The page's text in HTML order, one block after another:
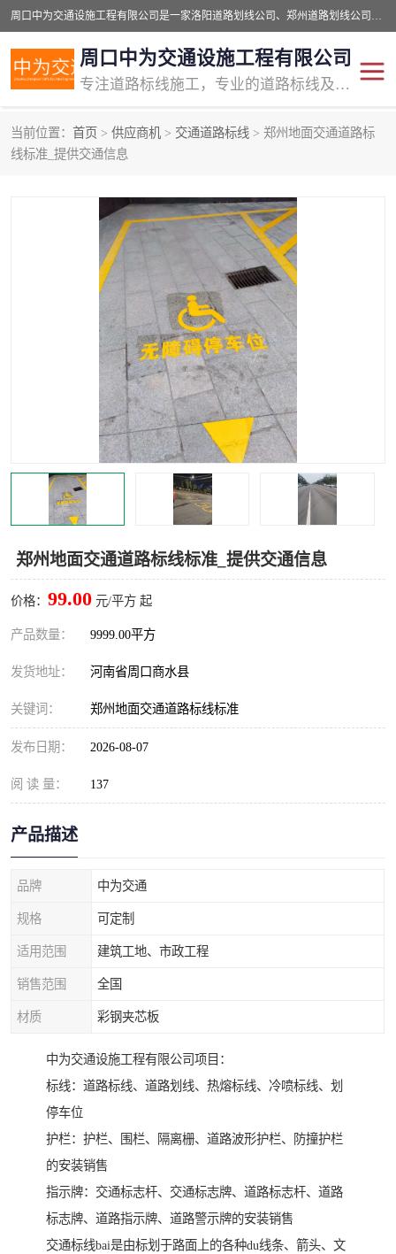
周口中为交通设施工程有限公司是一家洛阳道路划线公司、郑州道路划线公司、平顶山道路车位划线公司、开封车位划线公司、许昌道路车位划线公司、漯河道路车位划线公司，公司始终坚持“诚信、匠心、专注”的宗旨；我们的经营理念是：的服务。
周口中为交通设施工程有限公司
专注道路标线施工，专业的道路标线及交通设施施工服务商!
当前位置： 首页 > 供应商机 > 交通道路标线 > 郑州地面交通道路标
线标准_提供交通信息
郑州地面交通道路标线标准_提供交通信息
价格： 99.00 元/平方 起
产品数量： 9999.00平方
发货地址： 河南省周口商水县
关键词： 郑州地面交通道路标线标准
发布日期： 2026-08-07
阅 读 量： 137
产品描述
品牌 中为交通
规格 可定制
适用范围 建筑工地、市政工程
销售范围 全国
材质 彩钢夹芯板
中为交通设施工程有限公司项目：
标线：道路标线、道路划线、热熔标线、冷喷标线、划
停车位
护栏：护栏、围栏、隔离栅、道路波形护栏、防撞护栏
的安装销售
指示牌：交通标志杆、交通标志牌、道路标志杆、道路
标志牌、道路指示牌、道路警示牌的安装销售
交通标线bai是由标划于路面上的各种du线条、箭头、文
交通道路标线
道路标线划线 马路标线
道路划线